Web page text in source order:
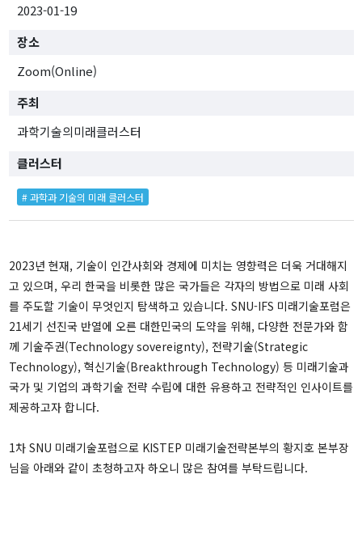
2023-01-19
장소
Zoom(Online)
주최
과학기술의미래클러스터
클러스터
# 과학과 기술의 미래 클러스터
2023년 현재, 기술이 인간사회와 경제에 미치는 영향력은 더욱 거대해지
고 있으며, 우리 한국을 비롯한 많은 국가들은 각자의 방법으로 미래 사회
를 주도할 기술이 무엇인지 탐색하고 있습니다. SNU-IFS 미래기술포럼은
21세기 선진국 반열에 오른 대한민국의 도약을 위해, 다양한 전문가와 함
께 기술주권(Technology sovereignty), 전략기술(Strategic
Technology), 혁신기술(Breakthrough Technology) 등 미래기술과
국가 및 기업의 과학기술 전략 수립에 대한 유용하고 전략적인 인사이트를
제공하고자 합니다.
1차 SNU 미래기술포럼으로 KISTEP 미래기술전략본부의 황지호 본부장
님을 아래와 같이 초청하고자 하오니 많은 참여를 부탁드립니다.
행사
학술회의
사전등록
간행물
IFS인사이트
워킹페이퍼
보고서
책
소식
공지 및 뉴스
언론보도